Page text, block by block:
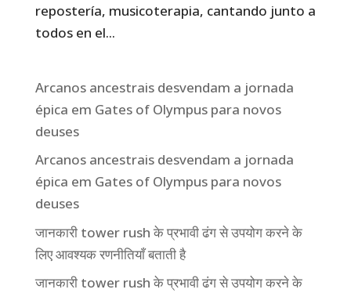
repostería, musicoterapia, cantando junto a
todos en el...
Arcanos ancestrais desvendam a jornada
épica em Gates of Olympus para novos
deuses
Arcanos ancestrais desvendam a jornada
épica em Gates of Olympus para novos
deuses
जानकारी tower rush के प्रभावी ढंग से उपयोग करने के
लिए आवश्यक रणनीतियाँ बताती है
जानकारी tower rush के प्रभावी ढंग से उपयोग करने के